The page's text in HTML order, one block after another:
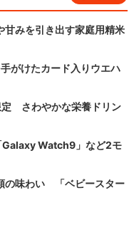
みを引き出す家庭用精米
がけたカード入りウエハ
定 さわやかな栄養ドリン
Watch9」など2モ
の味わい 「ベビースター